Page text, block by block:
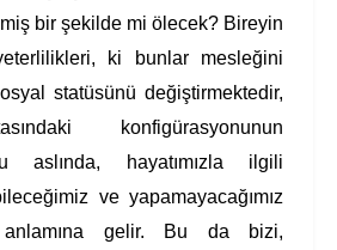
bir şekilde mi ölecek? Bireyin
ki bunlar mesleğini
statüsünü değiştirmektedir,
konfigürasyonunun
aslında, hayatımızla ilgili
ve yapamayacağımız
gelir. Bu da bizi,